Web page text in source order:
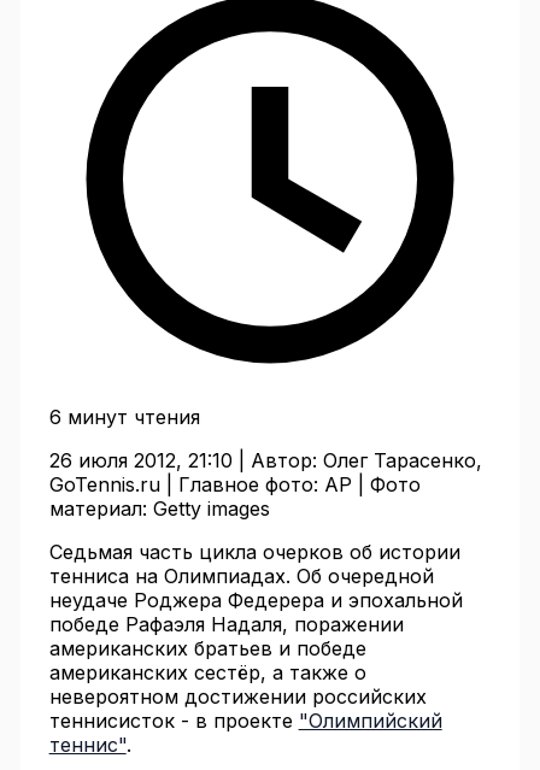
6 минут чтения
26 июля 2012, 21:10 | Автор: Олег Тарасенко,
GoTennis.ru | Главное фото: AP | Фото
материал: Getty images
Седьмая часть цикла очерков об истории
тенниса на Олимпиадах. Об очередной
неудаче Роджера Федерера и эпохальной
победе Рафаэля Надаля, поражении
американских братьев и победе
американских сестёр, а также о
невероятном достижении российских
теннисисток - в проекте "Олимпийский
теннис".